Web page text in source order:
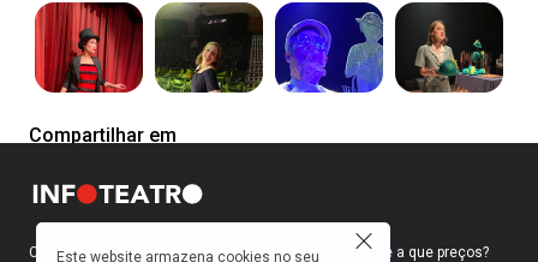
Compartilhar em
Como faço para ir ao teatro? Onde compro ingressos e a que preços?
Este website armazena cookies no seu